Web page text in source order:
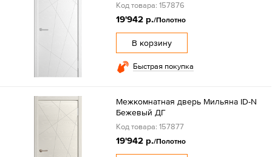
Код товара: 157876
19'942 р./Полотно
В корзину
Быстрая покупка
Межкомнатная дверь Мильяна ID-N
Бежевый ДГ
Код товара: 157877
19'942 р./Полотно